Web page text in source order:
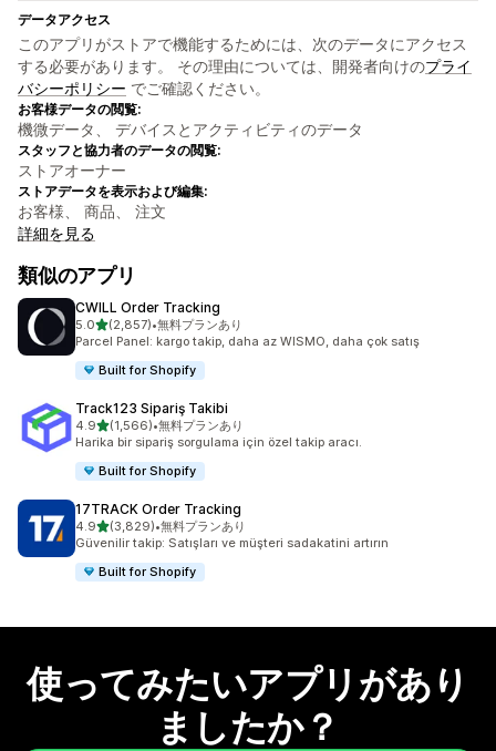
データアクセス
このアプリがストアで機能するためには、次のデータにアクセス
する必要があります。 その理由については、開発者向けのプライ
バシーポリシー でご確認ください。
お客様データの閲覧:
機微データ、 デバイスとアクティビティのデータ
スタッフと協力者のデータの閲覧:
ストアオーナー
ストアデータを表示および編集:
お客様、 商品、 注文
詳細を見る
類似のアプリ
CWILL Order Tracking
5.05つ星中
(2,857)
合計レビュー数：2857件
•無料プランあり
Parcel Panel: kargo takip, daha az WISMO, daha çok satış
Built for Shopify
Track123 Sipariş Takibi
4.95つ星中
(1,566)
合計レビュー数：1566件
•無料プランあり
Harika bir sipariş sorgulama için özel takip aracı.
Built for Shopify
17TRACK Order Tracking
4.95つ星中
(3,829)
合計レビュー数：3829件
•無料プランあり
Güvenilir takip: Satışları ve müşteri sadakatini artırın
Built for Shopify
使ってみたいアプリがあり
ましたか？